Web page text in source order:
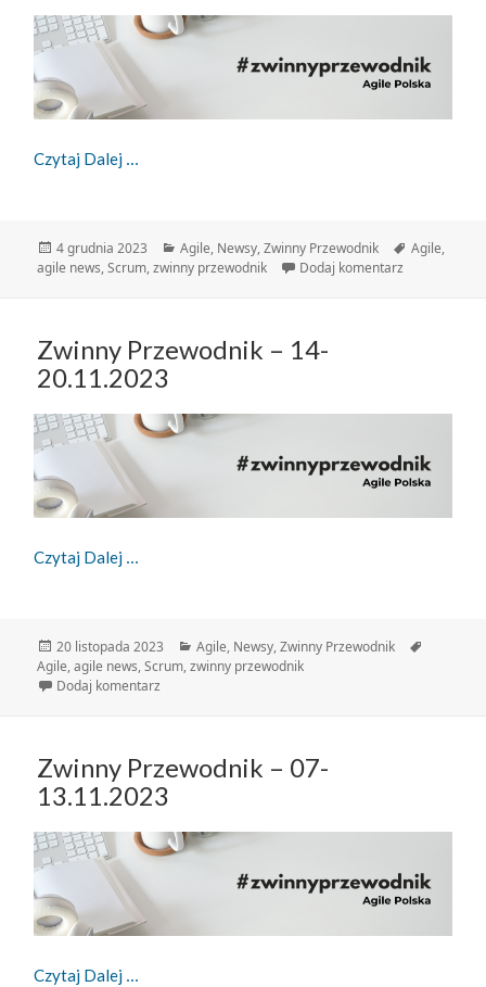
Czytaj Dalej
Data
publikacji
4 grudnia 2023 Kategorie
Agile, Newsy,Zwinny Przewodnik Tagi
Agile,
agile news,Scrum,zwinny przewodnik Dodaj komentarz
Zwinny Przewodnik – 14-
20.11.2023
Czytaj Dalej
Data
publikacji
20 listopada 2023 Kategorie
Agile, Newsy,Zwinny Przewodnik
Agile,agile news,Scrum,zwinny przewodnik
Dodaj komentarz
Zwinny Przewodnik – 07-
13.11.2023
Czytaj Dalej